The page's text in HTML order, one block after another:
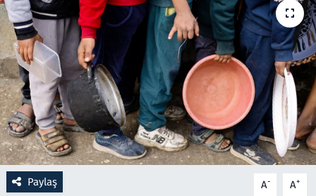
Paylaş A- A+
Ramazan
Resmi İlanlar
Rüya Tabirleri
Sağlık
Savunma Sanayi